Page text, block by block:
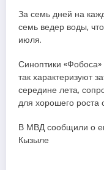
За семь дней на
семь ведер воды,
июля.
Синоптики
так характеризуют
середине лета,
для хорошего роста
В МВД сообщили о
Кызыле